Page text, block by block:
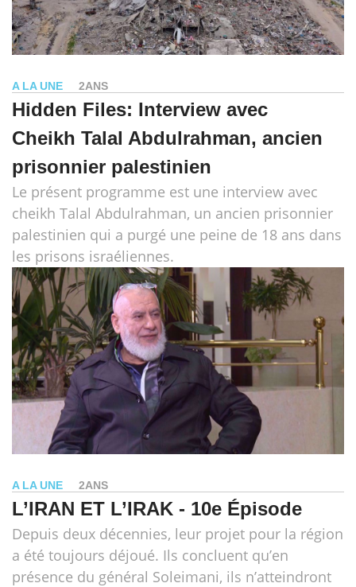
A LA UNE 2ANS
Hidden Files: Interview avec
Cheikh Talal Abdulrahman, ancien
prisonnier palestinien
Le présent programme est une interview avec
cheikh Talal Abdulrahman, un ancien prisonnier
palestinien qui a purgé une peine de 18 ans dans
les prisons israéliennes.
A LA UNE 2ANS
L’IRAN ET L’IRAK - 10e Épisode
Depuis deux décennies, leur projet pour la région
a été toujours déjoué. Ils concluent qu’en
présence du général Soleimani, ils n’atteindront